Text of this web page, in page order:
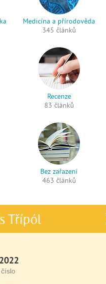
Medicína a přírodověda
345 článků
Recenze
83 článků
Bez zařazení
463 článků
Třípól